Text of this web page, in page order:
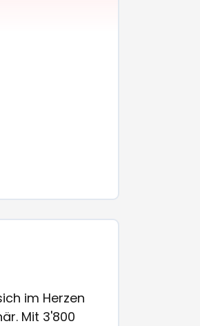
im Herzen
Mit 3'800